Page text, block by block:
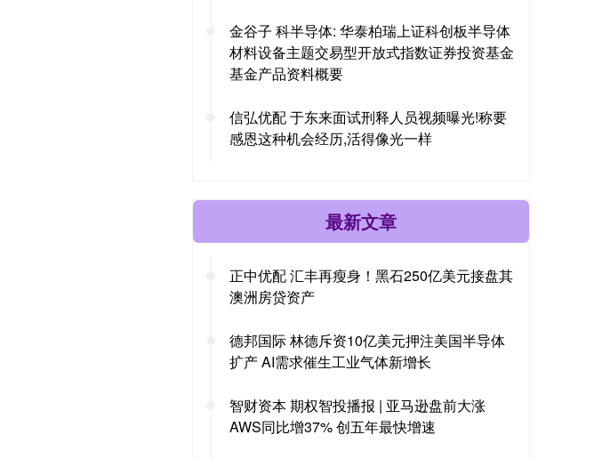
金谷子 科半导体: 华泰柏瑞上证科创板半导体
材料设备主题交易型开放式指数证券投资基金
基金产品资料概要
信弘优配 于东来面试刑释人员视频曝光!称要
感恩这种机会经历,活得像光一样
最新文章
正中优配 汇丰再瘦身！黑石250亿美元接盘其
澳洲房贷资产
德邦国际 林德斥资10亿美元押注美国半导体
扩产 AI需求催生工业气体新增长
智财资本 期权智投播报 | 亚马逊盘前大涨
AWS同比增37% 创五年最快增速